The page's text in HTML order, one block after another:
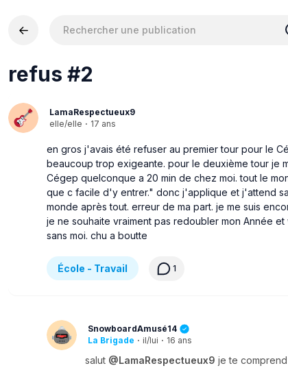
refus #2
LamaRespectueux9
elle/elle · 17 ans
en gros j'avais été refuser au premier tour pour le
beaucoup trop exigeante. pour le deuxième tour je
Cégep quelconque a 20 min de chez moi. tout le
que c facile d'y entrer." donc j'applique et j'attend
monde après tout. erreur de ma part. je me suis
je ne souhaite vraiment pas redoubler mon Année
sans moi. chu a boutte
École - Travail 1
SnowboardAmusé14
La Brigade · il/lui · 16 ans
salut @LamaRespectueux9 je te